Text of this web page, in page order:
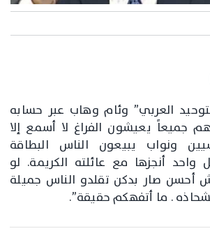
العربي” وئام وهاب عبر حسابه
جميعاً يعيشون الفراغ لا أسمع إلا
ونواب يبيعون الناس البطاقة
واحد أنجزها مع عائلته الكريمة. لو
أحسن صار بدكن تقلدو الناس جميلة
. ما أتفهكم حقيقة”.